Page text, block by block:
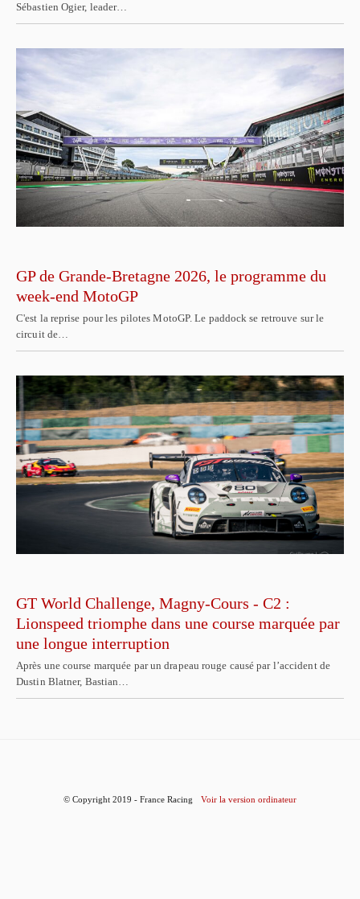
Sébastien Ogier, leader…
GP de Grande-Bretagne 2026, le programme du
week-end MotoGP
C'est la reprise pour les pilotes MotoGP. Le paddock se retrouve sur le
circuit de…
GT World Challenge, Magny-Cours - C2 :
Lionspeed triomphe dans une course marquée par
une longue interruption
Après une course marquée par un drapeau rouge causé par l’accident de
Dustin Blatner, Bastian…
© Copyright 2019 - France Racing Voir la version ordinateur